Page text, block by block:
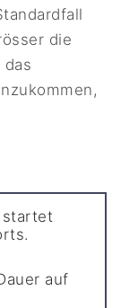
die
startet
auf